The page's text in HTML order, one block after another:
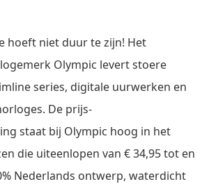
hoeft niet duur te zijn! Het
Olympic levert stoere
series, digitale uurwerken en
De prijs-
staat bij Olympic hoog in het
die uiteenlopen van € 34,95 tot en
Nederlands ontwerp, waterdicht